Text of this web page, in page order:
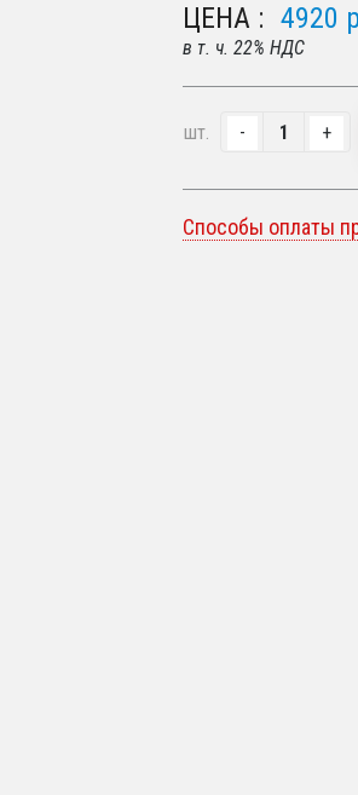
ЦЕНА : 4920
в т. ч. 22% НДС
шт.
Способы оплаты